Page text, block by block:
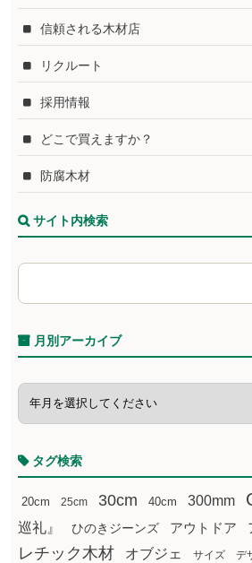
信頼される木材店
リクルート
採用情報
どこで買えますか？
防腐木材
サイト内検索
月別アーカイブ
タグ検索
20cm 25cm 30cm 40cm 300mm
巡礼』
ひのきジーンズ アウトドア
レチック木材
オブジェ サイズ デ